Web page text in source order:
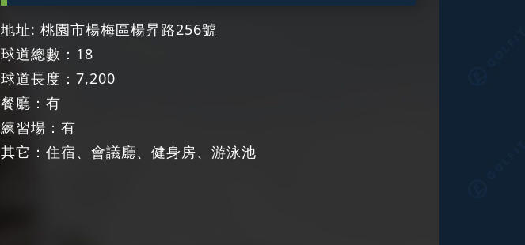
地址: 桃園市楊梅區楊昇路256號
球道總數：18
球道長度：7,200
餐廳：有
練習場：有
其它：住宿、會議廳、健身房、游泳池